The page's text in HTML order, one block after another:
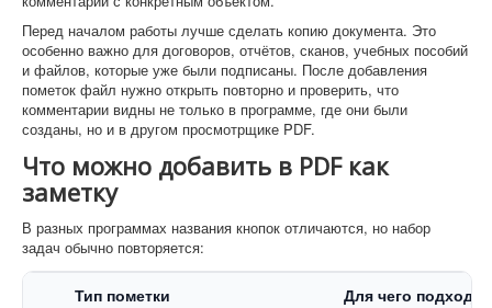
Перед началом работы лучше сделать копию документа. Это
особенно важно для договоров, отчётов, сканов, учебных пособий
и файлов, которые уже были подписаны. После добавления
пометок файл нужно открыть повторно и проверить, что
комментарии видны не только в программе, где они были
созданы, но и в другом просмотрщике PDF.
Что можно добавить в PDF как
заметку
В разных программах названия кнопок отличаются, но набор
задач обычно повторяется:
Тип пометки Для чего подходит